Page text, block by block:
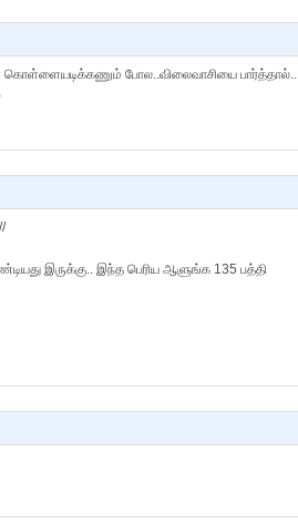
போல..விலைவாசியை பார்த்தால்..
இருக்கு.. இந்த பெரிய ஆளுங்க 135 பத்தி